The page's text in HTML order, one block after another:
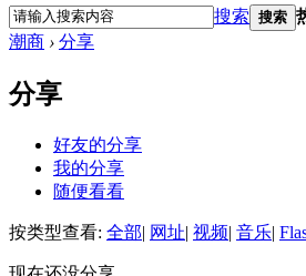
搜索 搜索
潮商 › 分享
分享
好友的分享
我的分享
随便看看
按类型查看: 全部| 网址| 视频| 音乐|